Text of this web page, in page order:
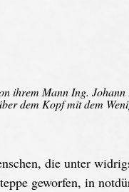
ihrem Mann Ing. Johann
dem Kopf mit dem
die unter
geworfen, in